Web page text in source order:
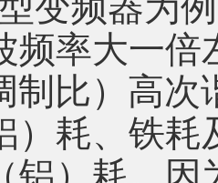
频率大一
制比）高次
）耗、铁